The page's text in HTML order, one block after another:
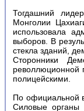
Тогдашний
Монголии
использовала
выборов. В
стекла зданий,
Сторонники
револлюционной
полицейскими.
По официальной
Силовые органы